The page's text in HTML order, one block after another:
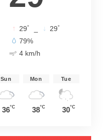
29° 29°
79%
4 km/h
Sun
36°C
Mon
38°C
Tue
30°C